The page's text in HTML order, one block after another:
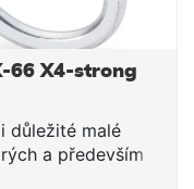
66 X4-strong
důležité malé
a především